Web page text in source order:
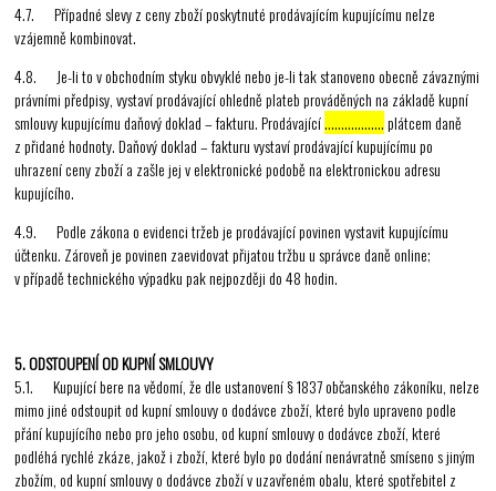
4.7. Případné slevy z ceny zboží poskytnuté prodávajícím kupujícímu nelze
vzájemně kombinovat.
4.8. Je-li to v obchodním styku obvyklé nebo je-li tak stanoveno obecně závaznými
právními předpisy, vystaví prodávající ohledně plateb prováděných na základě kupní
smlouvy kupujícímu daňový doklad – fakturu. Prodávající………………plátcem daně
z přidané hodnoty. Daňový doklad – fakturu vystaví prodávající kupujícímu po
uhrazení ceny zboží a zašle jej v elektronické podobě na elektronickou adresu
kupujícího.
4.9. Podle zákona o evidenci tržeb je prodávající povinen vystavit kupujícímu
účtenku. Zároveň je povinen zaevidovat přijatou tržbu u správce daně online;
v případě technického výpadku pak nejpozději do 48 hodin.
5. ODSTOUPENÍ OD KUPNÍ SMLOUVY
5.1. Kupující bere na vědomí, že dle ustanovení § 1837 občanského zákoníku, nelze
mimo jiné odstoupit od kupní smlouvy o dodávce zboží, které bylo upraveno podle
přání kupujícího nebo pro jeho osobu, od kupní smlouvy o dodávce zboží, které
podléhá rychlé zkáze, jakož i zboží, které bylo po dodání nenávratně smíseno s jiným
zbožím, od kupní smlouvy o dodávce zboží v uzavřeném obalu, které spotřebitel z